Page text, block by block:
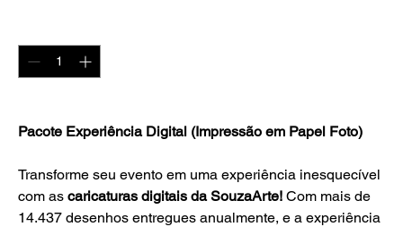
Pacote Experiência Digital (Impressão em Papel Foto)
Transforme seu evento em uma experiência inesquecível
com as caricaturas digitais da SouzaArte! Com mais de
14.437 desenhos entregues anualmente, e a experiência